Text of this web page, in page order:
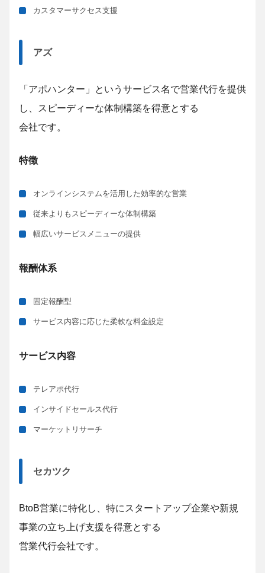
カスタマーサクセス支援
アズ
「アポハンター」というサービス名で営業代行を提供
し、スピーディーな体制構築を得意とする
会社です。
特徴
オンラインシステムを活用した効率的な営業
従来よりもスピーディーな体制構築
幅広いサービスメニューの提供
報酬体系
固定報酬型
サービス内容に応じた柔軟な料金設定
サービス内容
テレアポ代行
インサイドセールス代行
マーケットリサーチ
セカツク
BtoB営業に特化し、特にスタートアップ企業や新規
事業の立ち上げ支援を得意とする
営業代行会社です。